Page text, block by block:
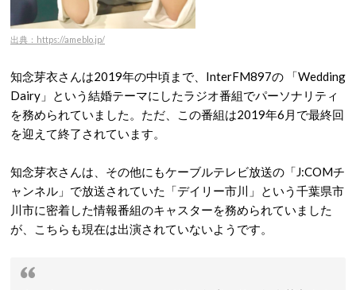
出典：https://ameblo.jp/
知念芽衣さんは2019年の中頃まで、InterFM897の 「Wedding
Dairy」という結婚テーマにしたラジオ番組でパーソナリティ
を務められていました。ただ、この番組は2019年6月で最終回
を迎えて終了されています。
知念芽衣さんは、その他にもケーブルテレビ放送の「J:COMチ
ャンネル」で放送されていた「デイリー市川」という千葉県市
川市に密着した情報番組のキャスターを務められていました
が、こちらも現在は出演されていないようです。